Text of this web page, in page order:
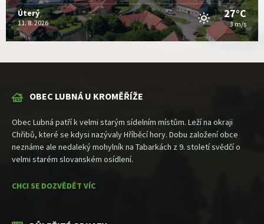
Úterý
11. 8. 2026
27°C
3 m/s
OBEC LUBNÁ U KROMĚŘÍŽE
Obec Lubná patří k velmi starým sídelním místům. Leží na okraji
Chřibů, které se kdysi nazývaly Hříběcí hory. Dobu založení obce
neznáme ale nedaleký mohylník na Tabarkách z 9. století svědčí o
velmi starém slovanském osídlení.
CHCI SE DOZVĚDĚT VÍC